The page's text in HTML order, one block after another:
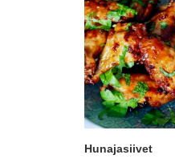
Hunajasiivet